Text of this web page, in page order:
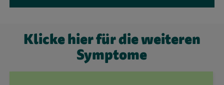
Klicke hier für die weiteren
Symptome